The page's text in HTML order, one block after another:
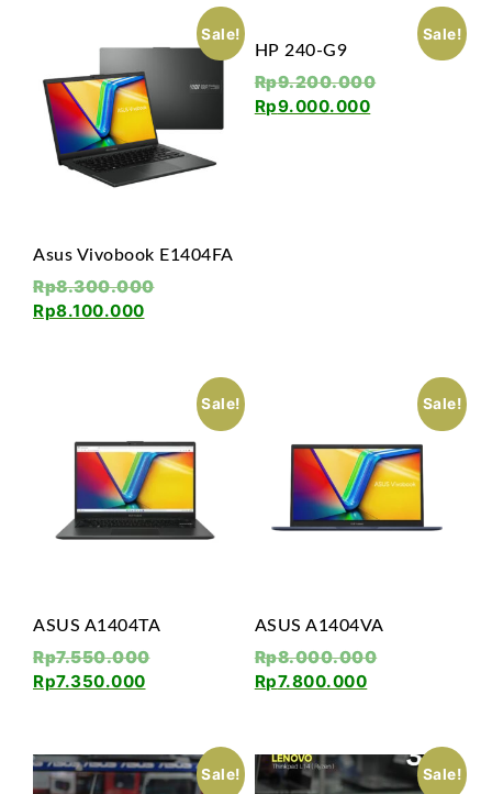
Sale!
Asus Vivobook E1404FA
Rp8.300.000
Rp8.100.000
Sale!
HP 240-G9
Rp9.200.000
Rp9.000.000
Sale!
ASUS A1404TA
Rp7.550.000
Rp7.350.000
Sale!
ASUS A1404VA
Rp8.000.000
Rp7.800.000
Sale! Sale!